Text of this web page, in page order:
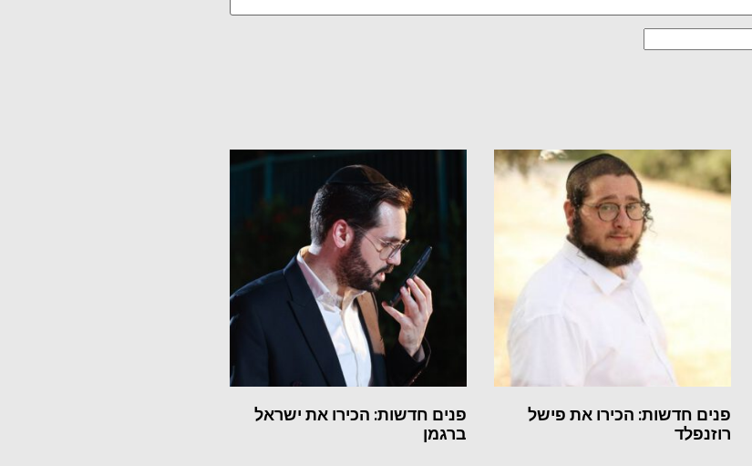
פנים חדשות: הכירו את פישל
רוזנפלד
פנים חדשות: הכירו את ישראל
ברגמן